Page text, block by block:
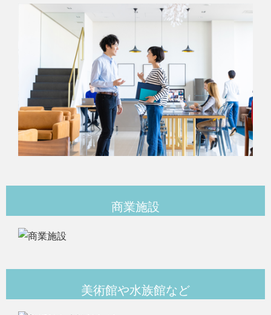
商業施設
美術館や水族館など